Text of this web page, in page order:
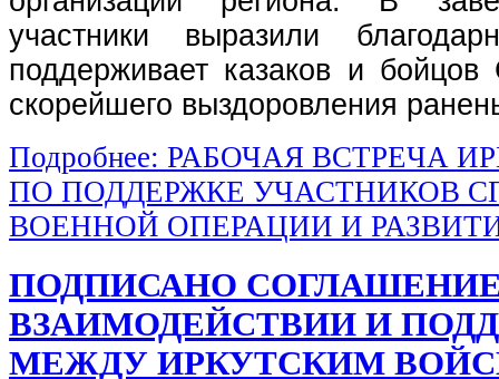
участники выразили
поддерживает казаков и
скорейшего выздоровления
Подробнее: РАБОЧАЯ ВСТРЕЧА
ПО ПОДДЕРЖКЕ УЧАСТНИКОВ
ВОЕННОЙ ОПЕРАЦИИ И
ПОДПИСАНО
ВЗАИМОДЕЙСТВИИ И
МЕЖДУ ИРКУТСКИМ